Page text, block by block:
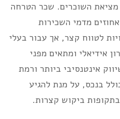
השוכרים. שכר הטרחה
מדמי השכירות
לטווח קצר, אך עבור בעלי
אידיאלי ומתאים מפני
אינטנסיבי ביותר ורמת
בנכס, על מנת להגיע
ביקוש קצרות.